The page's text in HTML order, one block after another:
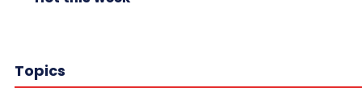
Topics